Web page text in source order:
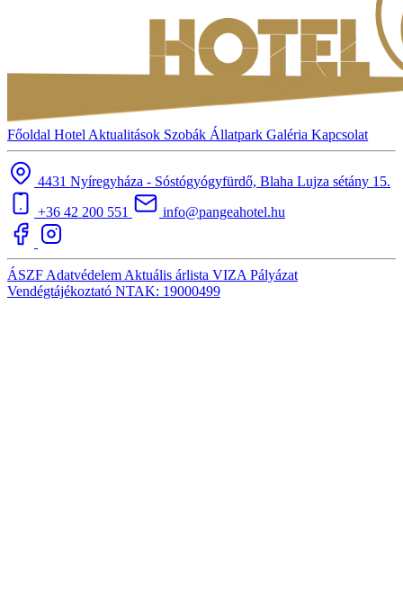
Főoldal Hotel Aktualitások Szobák Állatpark Galéria Kapcsolat
4431 Nyíregyháza - Sóstógyógyfürdő, Blaha Lujza sétány 15.
+36 42 200 551
info@pangeahotel.hu
ÁSZF Adatvédelem Aktuális árlista VIZA Pályázat
Vendégtájékoztató NTAK: 19000499